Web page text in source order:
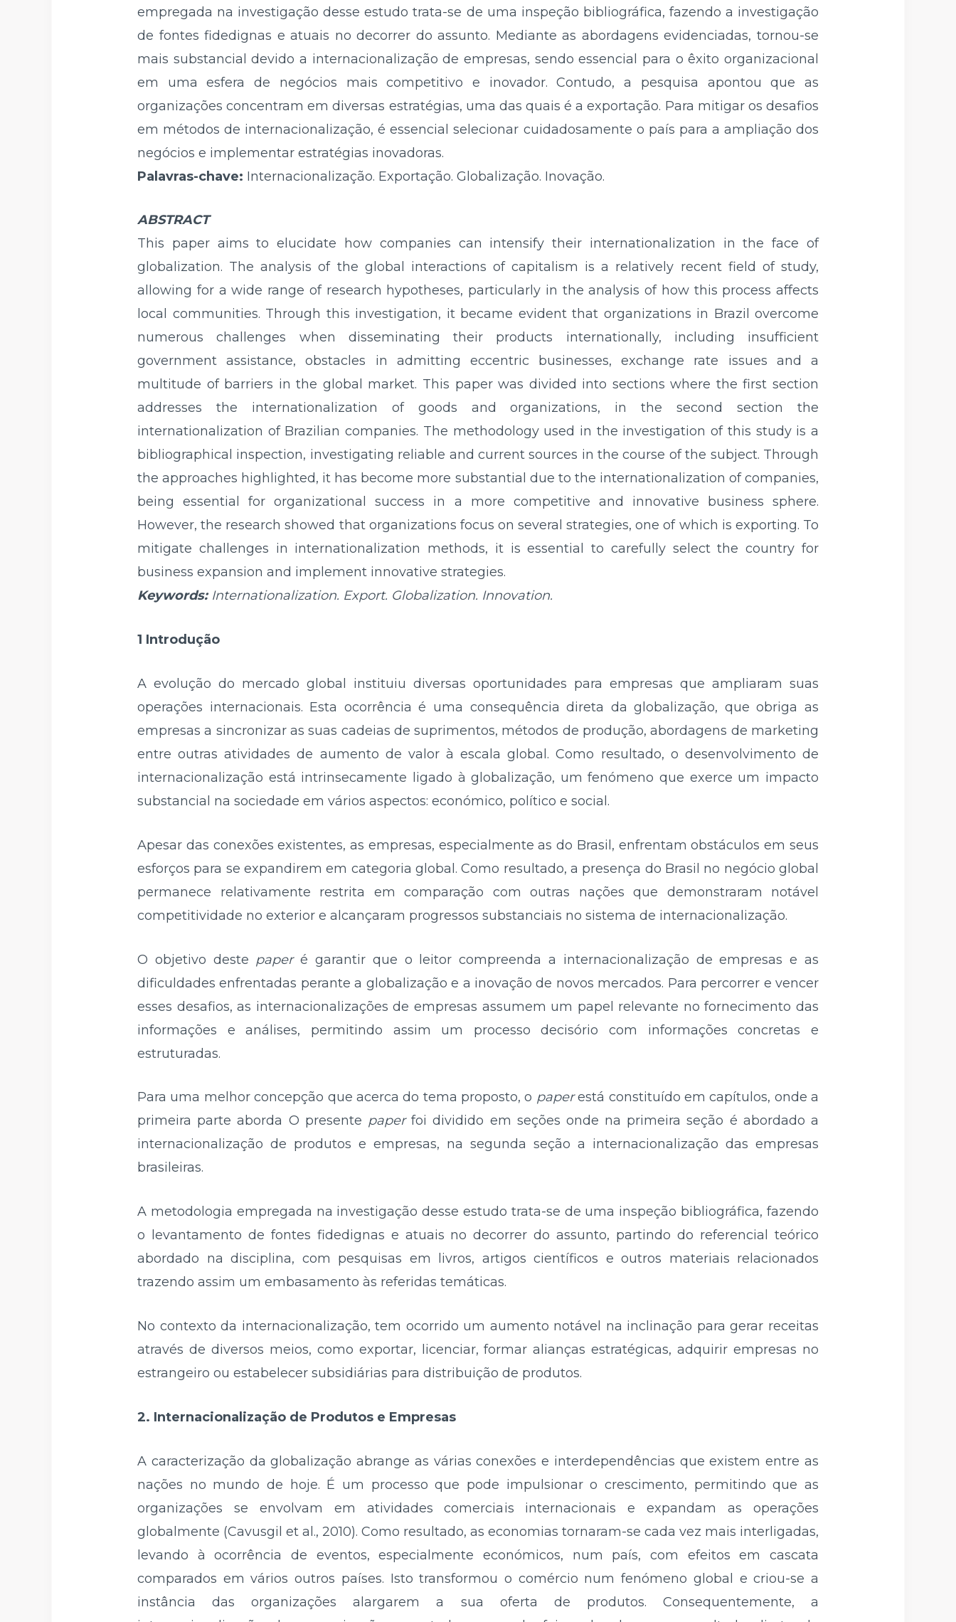
empregada na investigação desse estudo trata-se de uma inspeção bibliográfica, fazendo a investigação
de fontes fidedignas e atuais no decorrer do assunto. Mediante as abordagens evidenciadas, tornou-se
mais substancial devido a internacionalização de empresas, sendo essencial para o êxito organizacional
em uma esfera de negócios mais competitivo e inovador. Contudo, a pesquisa apontou que as
organizações concentram em diversas estratégias, uma das quais é a exportação. Para mitigar os desafios
em métodos de internacionalização, é essencial selecionar cuidadosamente o país para a ampliação dos
negócios e implementar estratégias inovadoras.
Palavras-chave: Internacionalização. Exportação. Globalização. Inovação.
ABSTRACT
This paper aims to elucidate how companies can intensify their internationalization in the face of
globalization. The analysis of the global interactions of capitalism is a relatively recent field of study,
allowing for a wide range of research hypotheses, particularly in the analysis of how this process affects
local communities. Through this investigation, it became evident that organizations in Brazil overcome
numerous challenges when disseminating their products internationally, including insufficient
government assistance, obstacles in admitting eccentric businesses, exchange rate issues and a
multitude of barriers in the global market. This paper was divided into sections where the first section
addresses the internationalization of goods and organizations, in the second section the
internationalization of Brazilian companies. The methodology used in the investigation of this study is a
bibliographical inspection, investigating reliable and current sources in the course of the subject. Through
the approaches highlighted, it has become more substantial due to the internationalization of companies,
being essential for organizational success in a more competitive and innovative business sphere.
However, the research showed that organizations focus on several strategies, one of which is exporting. To
mitigate challenges in internationalization methods, it is essential to carefully select the country for
business expansion and implement innovative strategies.
Keywords: Internationalization. Export. Globalization. Innovation.
1 Introdução
A evolução do mercado global instituiu diversas oportunidades para empresas que ampliaram suas
operações internacionais. Esta ocorrência é uma consequência direta da globalização, que obriga as
empresas a sincronizar as suas cadeias de suprimentos, métodos de produção, abordagens de marketing
entre outras atividades de aumento de valor à escala global. Como resultado, o desenvolvimento de
internacionalização está intrinsecamente ligado à globalização, um fenómeno que exerce um impacto
substancial na sociedade em vários aspectos: económico, político e social.
Apesar das conexões existentes, as empresas, especialmente as do Brasil, enfrentam obstáculos em seus
esforços para se expandirem em categoria global. Como resultado, a presença do Brasil no negócio global
permanece relativamente restrita em comparação com outras nações que demonstraram notável
competitividade no exterior e alcançaram progressos substanciais no sistema de internacionalização.
O objetivo deste paperé garantir que o leitor compreenda a internacionalização de empresas e as
dificuldades enfrentadas perante a globalização e a inovação de novos mercados. Para percorrer e vencer
esses desafios, as internacionalizações de empresas assumem um papel relevante no fornecimento das
informações e análises, permitindo assim um processo decisório com informações concretas e
estruturadas.
Para uma melhor concepção que acerca do tema proposto, o paperestá constituído em capítulos, onde a
primeira parte aborda O presente paperfoi dividido em seções onde na primeira seção é abordado a
internacionalização de produtos e empresas, na segunda seção a internacionalização das empresas
brasileiras.
A metodologia empregada na investigação desse estudo trata-se de uma inspeção bibliográfica, fazendo
o levantamento de fontes fidedignas e atuais no decorrer do assunto, partindo do referencial teórico
abordado na disciplina, com pesquisas em livros, artigos científicos e outros materiais relacionados
trazendo assim um embasamento às referidas temáticas.
No contexto da internacionalização, tem ocorrido um aumento notável na inclinação para gerar receitas
através de diversos meios, como exportar, licenciar, formar alianças estratégicas, adquirir empresas no
estrangeiro ou estabelecer subsidiárias para distribuição de produtos.
2. Internacionalização de Produtos e Empresas
A caracterização da globalização abrange as várias conexões e interdependências que existem entre as
nações no mundo de hoje. É um processo que pode impulsionar o crescimento, permitindo que as
organizações se envolvam em atividades comerciais internacionais e expandam as operações
globalmente (Cavusgil et al., 2010). Como resultado, as economias tornaram-se cada vez mais interligadas,
levando à ocorrência de eventos, especialmente económicos, num país, com efeitos em cascata
comparados em vários outros países. Isto transformou o comércio num fenómeno global e criou-se a
instância das organizações alargarem a sua oferta de produtos. Consequentemente, a